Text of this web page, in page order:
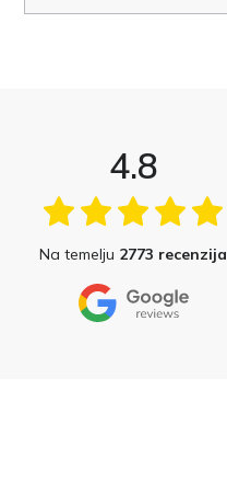
4.8
Na temelju 2773 recenzija